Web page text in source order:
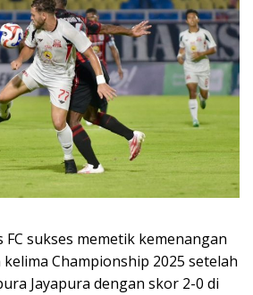
sukses memetik kemenangan
Championship 2025 setelah
Jayapura dengan skor 2-0 di